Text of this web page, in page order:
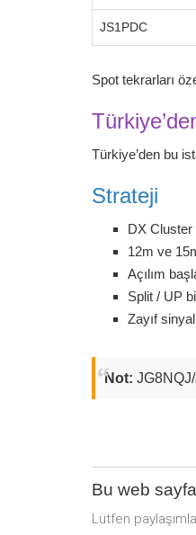
JS1PDC
Spot tekrarları
Türkiye’den bu
Strateji
DX Cluster
12m ve
Açılım
Split / UP
Zayıf
Not:
Bu web
Lütfen